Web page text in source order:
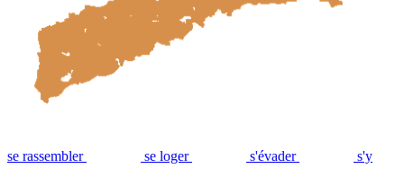
se rassembler se loger s'évader s'y